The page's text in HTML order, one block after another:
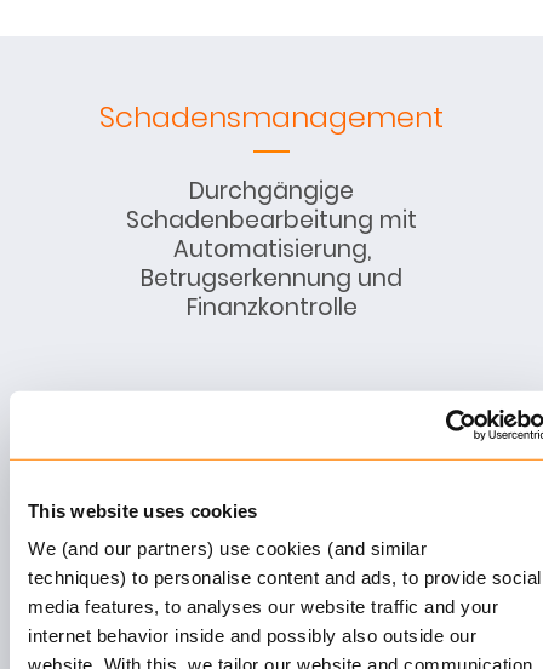
This website uses cookies
We (and our partners) use cookies (and similar
techniques) to personalise content and ads, to provide social
media features, to analyses our website traffic and your
internet behavior inside and possibly also outside our
website. With this, we tailor our website and communication
Schadensmanagement
Durchgängige
Schadenbearbeitung mit
Automatisierung,
Betrugserkennung und
Finanzkontrolle
Abrechnungen & Bezahlungen
Kollektion, Auszahlung,
Mahnwesen und Abstimmung
Reporting & Analyse